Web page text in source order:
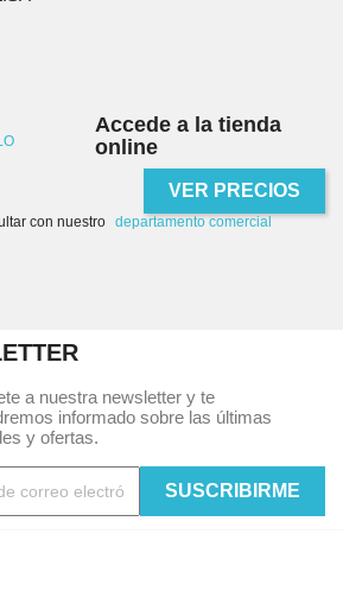
Accede a la tienda
online
VER PRECIOS
con nuestro departamento comercial
a nuestra newsletter y te
informado sobre las últimas
y ofertas.